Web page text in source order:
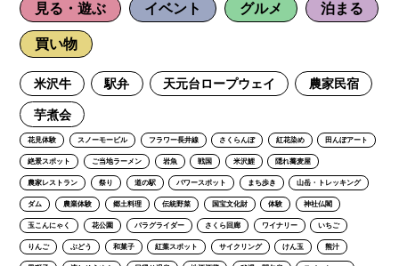
見る・遊ぶ イベント グルメ 泊まる
買い物
米沢牛 駅弁 天元台ロープウェイ 農家民宿
芋煮会
花見体験 スノーモービル フラワー長井線 さくらんぼ 紅花染め 田んぼアート
絶景スポット ご当地ラーメン 岩魚 戦国 米沢鯉 隠れ蕎麦屋
農家レストラン 祭り 道の駅 パワースポット まち歩き 山岳・トレッキング
ダム 農業体験 郷土料理 伝統野菜 国宝文化財 体験 神社仏閣
玉こんにゃく 花公園 パラグライダー さくら回廊 ワイナリー いちご
りんご ぶどう 和菓子 紅葉スポット サイクリング けん玉 熊汁